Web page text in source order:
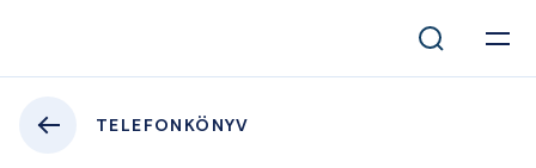
TELEFONKÖNYV